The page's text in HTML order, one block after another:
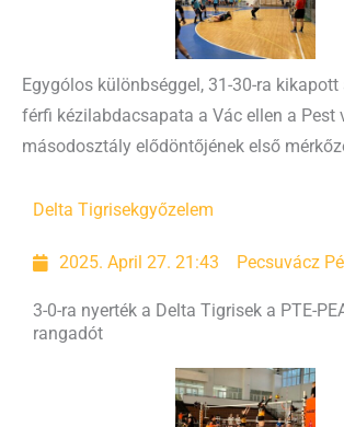
Egygólos különbséggel, 31-30-ra kikapott
férfi kézilabdacsapata a Vác ellen a Pest
másodosztály elődöntőjének első
Delta Tigrisekgyőzelem
2025. April 27. 21:43 Pecsuvácz
3-0-ra nyerték a Delta Tigrisek a PTE-
rangadót